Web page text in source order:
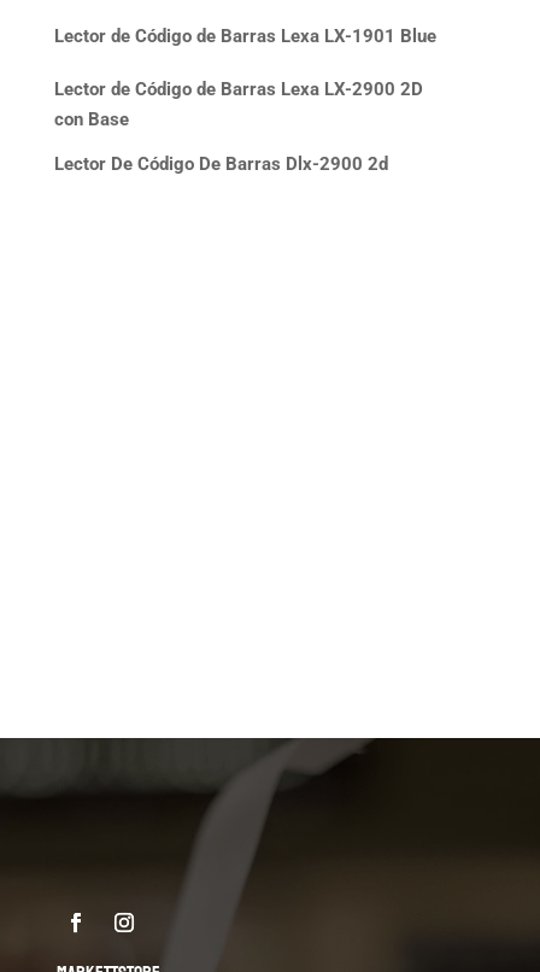
Lector de Código de Barras Lexa LX-1901 Blue
Lector de Código de Barras Lexa LX-2900 2D
con Base
Lector De Código De Barras Dlx-2900 2d